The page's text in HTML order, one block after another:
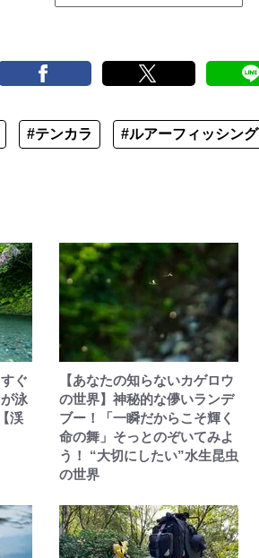
#テンカラ #ルアーフィッシング
ぐ
泳
渓
【あなたの知らないカゲロウ
の世界】神秘的な儚いランデ
ブー！「一瞬だからこそ輝く
命の舞」そっとのぞいてみよ
う！ “大切にしたい”水生昆虫
の世界